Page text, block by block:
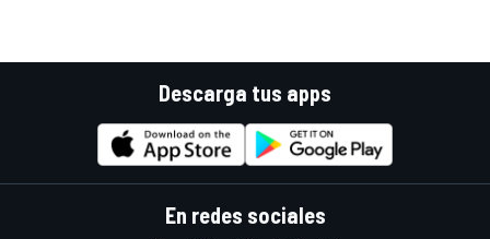
Descarga tus apps
En redes sociales